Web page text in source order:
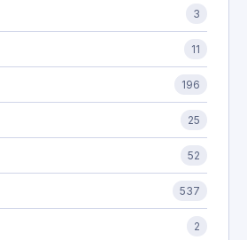
3
11
196
25
52
537
2